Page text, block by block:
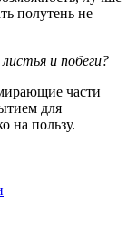
полутень не
и побеги?
части
для
на пользу.